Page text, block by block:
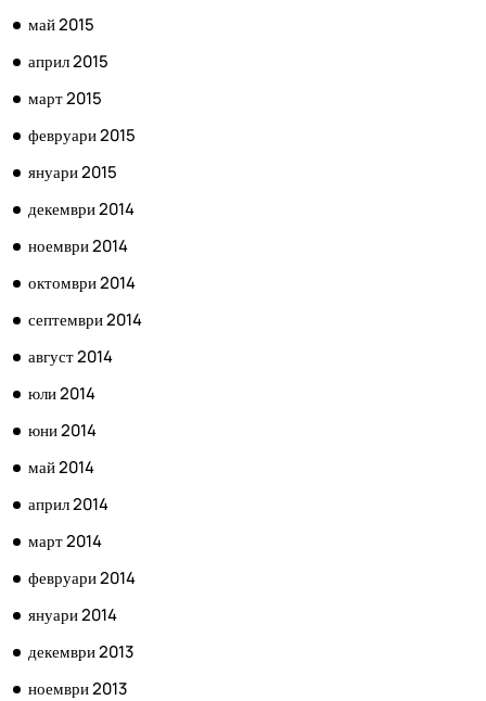
май 2015
април 2015
март 2015
февруари 2015
януари 2015
декември 2014
ноември 2014
октомври 2014
септември 2014
август 2014
юли 2014
юни 2014
май 2014
април 2014
март 2014
февруари 2014
януари 2014
декември 2013
ноември 2013